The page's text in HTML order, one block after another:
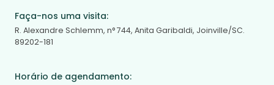
Faça-nos uma visita:
R. Alexandre Schlemm, n° 744, Anita Garibaldi, Joinville/SC.
89202-181
Horário de agendamento: